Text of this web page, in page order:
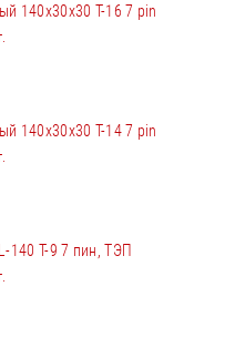
140х30х30 Т-16 7 pin
140х30х30 Т-14 7 pin
140 Т-9 7 пин, ТЭП